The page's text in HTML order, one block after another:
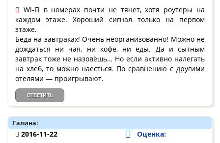
Wi-Fi в номерах почти не тянет, хотя роутеры на
каждом этаже. Хороший сигнал только на первом
этаже.
Беда на завтраках! Очень неорганизованно! Можно не
дождаться ни чая, ни кофе, ни еды. Да и сытным
завтрак тоже не назовёшь… Но если активно налегать
на хлеб, то можно наесться. По сравнению с другими
отелями — проигрывают.
ОТВЕТИТЬ
Галина:
2016-11-22
Оценка: